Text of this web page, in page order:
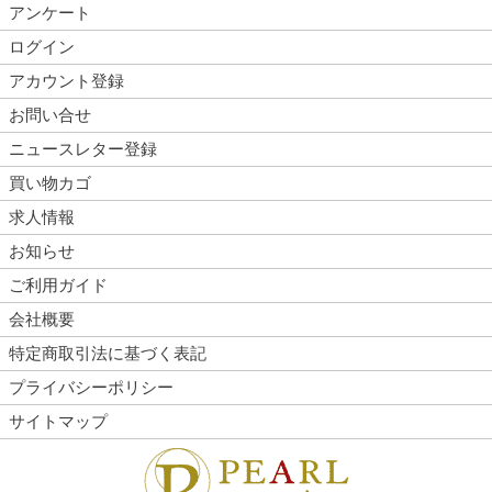
アンケート
ログイン
アカウント登録
お問い合せ
ニュースレター登録
買い物カゴ
求人情報
お知らせ
ご利用ガイド
会社概要
特定商取引法に基づく表記
プライバシーポリシー
サイトマップ